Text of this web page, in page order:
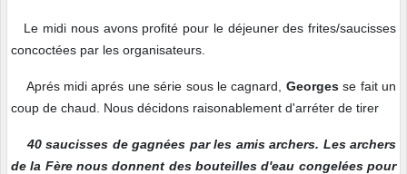
Le midi nous avons profité pour le déjeuner des frites/saucisses
concoctées par les organisateurs.
Aprés midi aprés une série sous le cagnard, Georgesse fait un
coup de chaud. Nous décidons raisonablement d'arréter de tirer
40 saucisses de gagnées par les amis archers. Les archers
de la Fère nous donnent des bouteilles d'eau congelées pour